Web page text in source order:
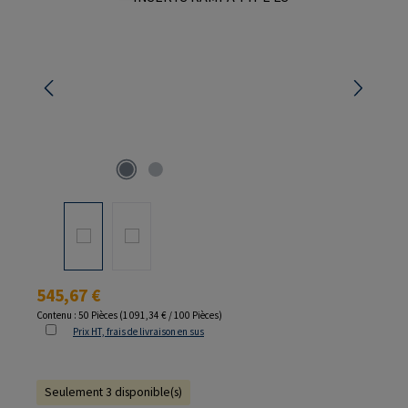
Prix régulier :
545,67 €
Contenu : 50 Pièces (1 091,34 € / 100 Pièces)
Prix HT, frais de livraison en sus
Seulement 3 disponible(s)